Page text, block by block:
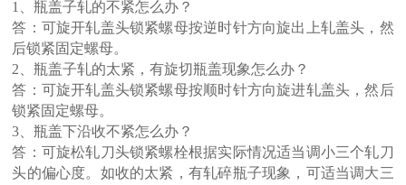
1、瓶盖子轧的不紧怎么办？
答：可旋开轧盖头锁紧螺母按逆时针方向旋出上轧盖头，然
后锁紧固定螺母。
2、瓶盖子轧的太紧，有旋切瓶盖现象怎么办？
答：可旋开轧盖头锁紧螺母按顺时针方向旋进轧盖头，然后
锁紧固定螺母。
3、瓶盖下沿收不紧怎么办？
答：可旋松轧刀头锁紧螺栓根据实际情况适当调小三个轧刀
头的偏心度。如收的太紧，有轧碎瓶子现象，可适当调大三